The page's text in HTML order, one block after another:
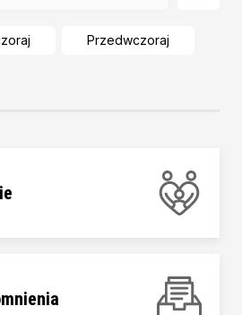
Przedwczoraj